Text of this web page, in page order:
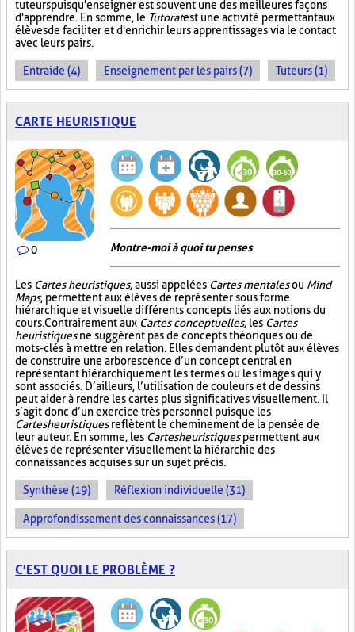
tuteurs puisqu'enseigner est souvent une des meilleures façons
d'apprendre. En somme, le Tutoratest une activité permettant aux
élèves de faciliter et d'enrichir leurs apprentissages via le contact
avec leurs pairs.
Entraide (4) Enseignement par les pairs (7) Tuteurs (1)
CARTE HEURISTIQUE
0 Montre-moi à quoi tu penses
Les Cartes heuristiques, aussi appelées Cartes mentalesou Mind
Maps, permettent aux élèves de représenter sous forme
hiérarchique et visuelle différents concepts liés aux notions du
cours. Contrairement aux Cartes conceptuelles, les Cartes
heuristiquesne suggèrent pas de concepts théoriques ou de
mots-clés à mettre en relation. Elles demandent plutôt aux élèves
de construire une arborescence d’un concept central en
représentant hiérarchiquement les termes ou les images qui y
sont associés. D’ailleurs, l’utilisation de couleurs et de dessins
peut aider à rendre les cartes plus significatives visuellement. Il
s’agit donc d’un exercice très personnel puisque les
Cartes heuristiquesreflètent le cheminement de la pensée de
leur auteur. En somme, les Cartes heuristiquespermettent aux
élèves de représenter visuellement la hiérarchie des
connaissances acquises sur un sujet précis.
Synthèse (19) Réflexion individuelle (31)
Approfondissement des connaissances (17)
C'EST QUOI LE PROBLÈME ?